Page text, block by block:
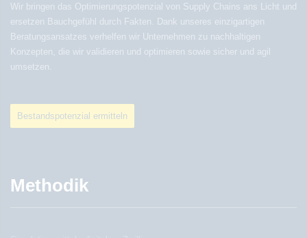
Wir bringen das Optimierungspotenzial von Supply Chains ans Licht und
ersetzen Bauchgefühl durch Fakten. Dank unseres einzigartigen
Beratungsansatzes verhelfen wir Unternehmen zu nachhaltigen
Konzepten, die wir validieren und optimieren sowie sicher und agil
umsetzen.
Bestandspotenzial ermitteln
Methodik